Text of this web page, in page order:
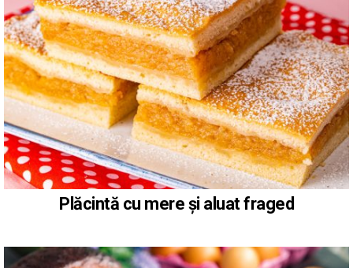
Plăcintă cu mere și aluat fraged